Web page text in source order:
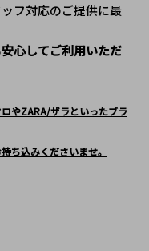
フ対応のご提供に最
心してご利用いただ
やZARA/ザラといったブラ
ち込みくださいませ。